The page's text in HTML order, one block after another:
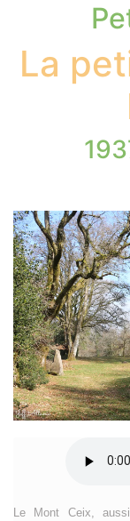
La
Le Mont Ceix,